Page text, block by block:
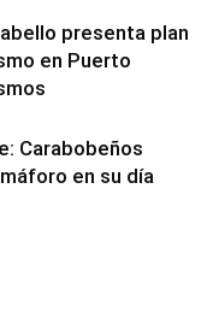
presenta plan
en Puerto
Carabobeños
en su día